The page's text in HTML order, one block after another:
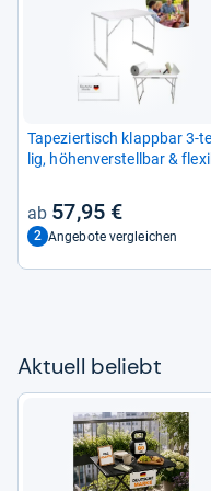
Tape­zier­tisch klapp­bar 3-​
lig, höhen­ver­stell­bar &
57,95 €
2 Angebote vergleichen
Aktu­ell beliebt